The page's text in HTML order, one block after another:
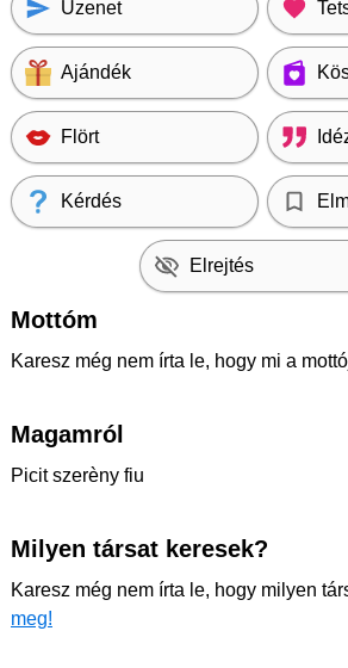
Üzenet
Ajándék
Flört
Kérdés
Elrejtés
Mottóm
Karesz még nem írta le, hogy mi a
Magamról
Picit szerèny fiu
Milyen társat keresek?
Karesz még nem írta le, hogy milyen
meg!